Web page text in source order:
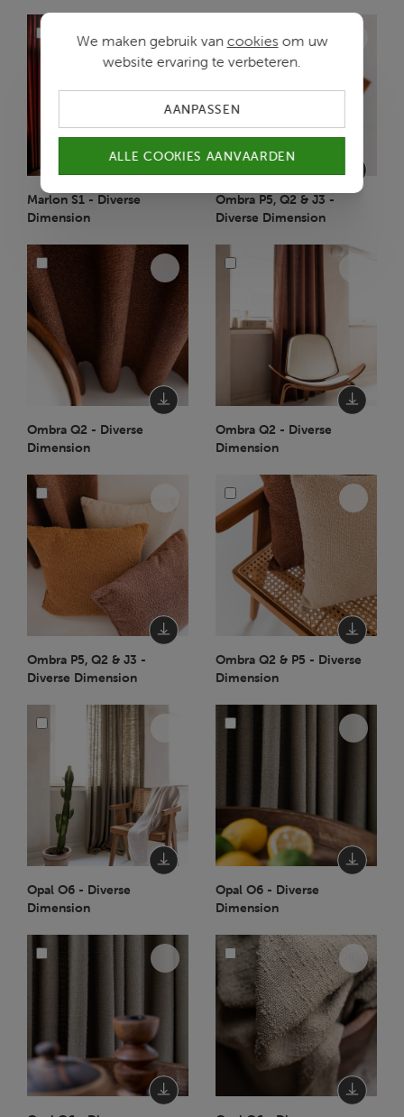
Marlon S1 - Diverse
Dimension
Ombra P5, Q2 & J3 -
Diverse Dimension
Ombra Q2 - Diverse
Dimension
Ombra Q2 - Diverse
Dimension
Ombra P5, Q2 & J3 -
Diverse Dimension
Ombra Q2 & P5 - Diverse
Dimension
Opal O6 - Diverse
Dimension
Opal O6 - Diverse
Dimension
We maken gebruik van cookiesom uw
website ervaring te verbeteren.
AANPASSEN
ALLE COOKIES AANVAARDEN